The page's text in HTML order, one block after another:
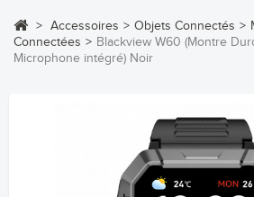
> Accessoires > Objets Connectés >
Connectées > Blackview W60 (Montre
Microphone intégré) Noir